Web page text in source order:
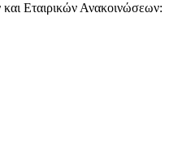
Εταιρικών Ανακοινώσεων: